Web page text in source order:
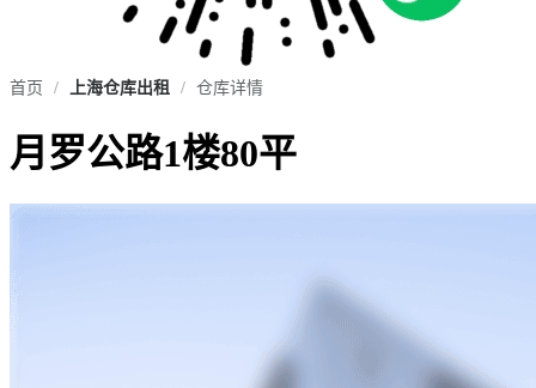
首页 / 上海仓库出租 / 仓库详情
月罗公路1楼80平